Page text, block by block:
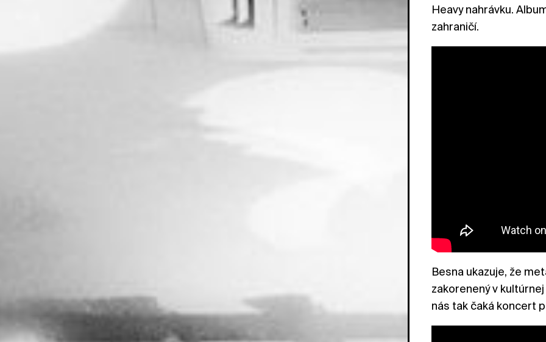
Heavy nahrávku.
zahraničí.
Besna ukazuje, že
zakorenený v
nás tak čaká koncert